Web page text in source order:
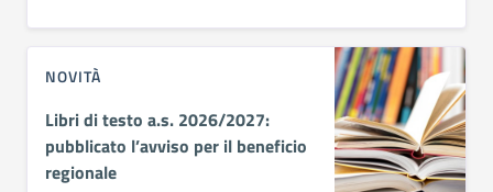
NOVITÀ
Libri di testo a.s. 2026/2027:
pubblicato l’avviso per il beneficio
regionale